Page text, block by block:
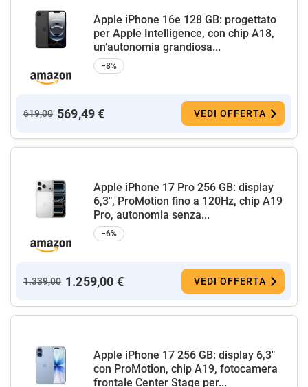
Apple iPhone 16e 128 GB: progettato
per Apple Intelligence, con chip A18,
un’autonomia grandiosa...
−8%
619,00 569,49 € VEDI OFFERTA
Apple iPhone 17 Pro 256 GB: display
6,3", ProMotion fino a 120Hz, chip A19
Pro, autonomia senza...
−6%
1.339,00 1.259,00 € VEDI OFFERTA
Apple iPhone 17 256 GB: display 6,3"
con ProMotion, chip A19, fotocamera
frontale Center Stage per...